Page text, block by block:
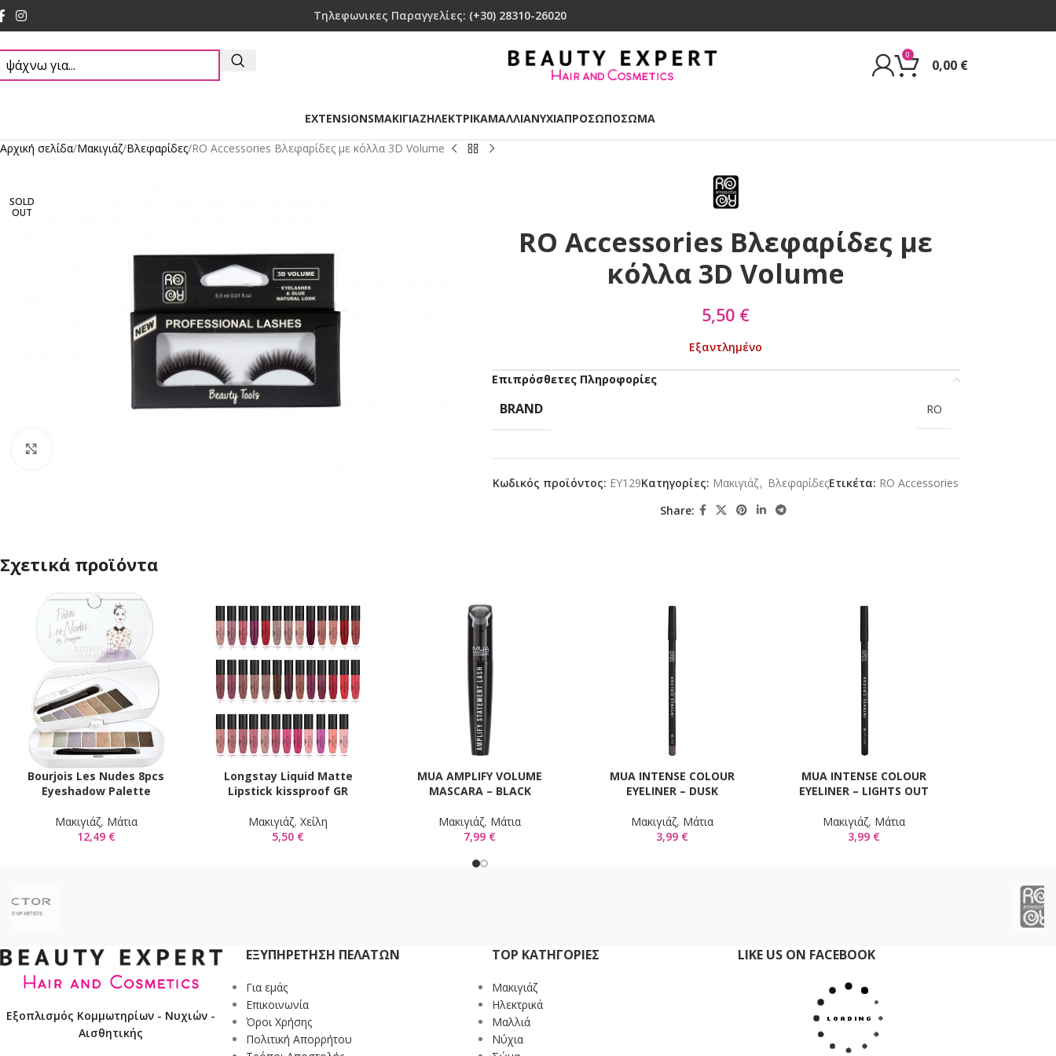
Τηλεφωνικες Παραγγελίες: (+30) 28310-26020
0
0,00 €
EXTENSIONSΜΑΚΙΓΙΑΖΗΛΕΚΤΡΙΚΑΜΑΛΛΙΑΝΥΧΙΑΠΡΟΣΩΠΟΣΩΜΑ
Αρχική σελίδα Mακιγιάζ Βλεφαρίδες RO Accessories Βλεφαρίδες με κόλλα 3D Volume
SOLD
OUT
RO Accessories Βλεφαρίδες με
κόλλα 3D Volume
5,50 €
Εξαντλημένο
Επιπρόσθετες Πληροφορίες
BRAND RO
Κωδικός προϊόντος: EY129Κατηγορίες: Mακιγιάζ, ΒλεφαρίδεςΕτικέτα: RO Accessories
Share:
Σχετικά προϊόντα
ΠΡΟΣΘΉΚΗ ΣΤΟ ΚΑΛΆΘΙ
Bourjois Les Nudes 8pcs
Eyeshadow Palette
Mακιγιάζ, Μάτια
12,49 €
ΕΠΙΛΟΓΉLongstay Liquid Matte
Lipstick kissproof GR
Mακιγιάζ,Χείλη
5,50 €
ΠΡΟΣΘΉΚΗ ΣΤΟ ΚΑΛΆΘΙ
MUA AMPLIFY VOLUME
MASCARA – BLACK
Mακιγιάζ, Μάτια
7,99 €
ΠΡΟΣΘΉΚΗ ΣΤΟ ΚΑΛΆΘΙ
MUA INTENSE COLOUR
EYELINER – DUSK
Mακιγιάζ, Μάτια
3,99 €
ΠΡΟΣΘΉΚΗ ΣΤΟ ΚΑΛΆΘΙ
MUA INTENSE COLOUR
EYELINER – LIGHTS OUT
Mακιγιάζ, Μάτια
3,99 €
Εξοπλισμός Κομμωτηρίων - Νυχιών -
Αισθητικής
ΕΞΥΠΗΡΈΤΗΣΗ ΠΕΛΑΤΏΝ
Για εμάς
Επικοινωνία
Όροι Χρήσης
Πολιτική Απορρήτου
TOP ΚΑΤΗΓΟΡΙΕΣ
Mακιγιάζ
Ηλεκτρικά
Μαλλιά
Νύχια
LIKE US ON FACEBOOK